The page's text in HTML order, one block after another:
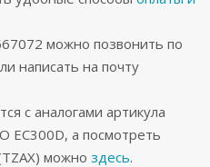
можно позвонить по
написать на почту
с аналогами артикула
EC300D, а посмотреть
можно здесь.